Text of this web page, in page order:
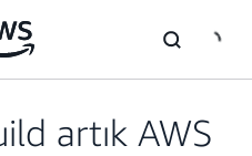
artık AWS